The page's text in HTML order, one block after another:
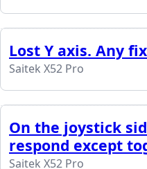
Lost Y axis. Any
Saitek X52 Pro
On the joystick
respond except
Saitek X52 Pro